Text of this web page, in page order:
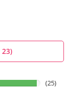
23)
(25)